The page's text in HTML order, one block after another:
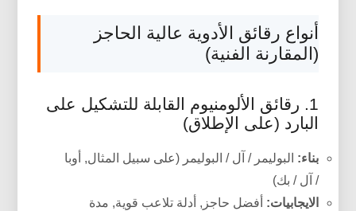
أنواع رقائق الأدوية عالية الحاجز
(المقارنة الفنية)
1. رقائق الألومنيوم القابلة للتشكيل على
البارد (على الإطلاق)
بناء: البوليمر / آل / البوليمر (على سبيل المثال, أوبا
/ آل / بك)
الايجابيات: أفضل حاجز, أدلة تلاعب قوية, مدة